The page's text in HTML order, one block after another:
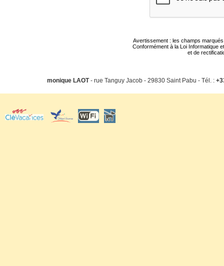
Avertissement : les champs
Conformément à la Loi Informatique
et de
monique LAOT- rue Tanguy Jacob - 29830 Saint Pabu - Tél. :